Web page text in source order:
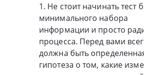
1. Не стоит начинать тест
минимального набора
информации и просто
процесса. Перед вами
должна быть
гипотеза о том, какие